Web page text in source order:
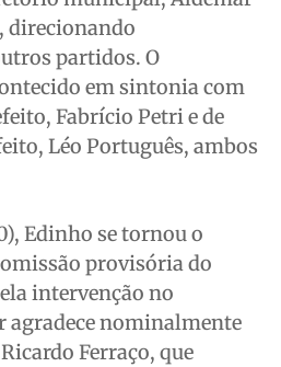
direcionando
partidos. O
em sintonia com
Fabrício Petri e de
Léo Português, ambos
Edinho se tornou o
provisória do
intervenção no
agradece nominalmente
Ferraço, que